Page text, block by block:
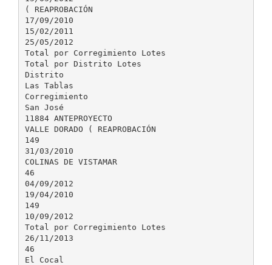
( REAPROBACIÓN
17/09/2010
15/02/2011
25/05/2012
Total por Corregimiento Lotes
Total por Distrito Lotes
Distrito
Las Tablas
Corregimiento
San José
11884 ANTEPROYECTO
VALLE DORADO ( REAPROBACIÓN
149
31/03/2010
COLINAS DE VISTAMAR
46
04/09/2012
19/04/2010
149
10/09/2012
Total por Corregimiento Lotes
26/11/2013
46
El Cocal